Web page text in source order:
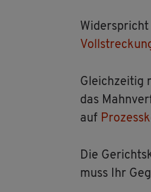
Wi­der­spricht
Gleich­zei­tig
das
auf
Die
muss Ihr